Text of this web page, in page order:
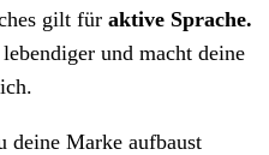
gilt für aktive Sprache.
und macht deine
deine Marke aufbaust